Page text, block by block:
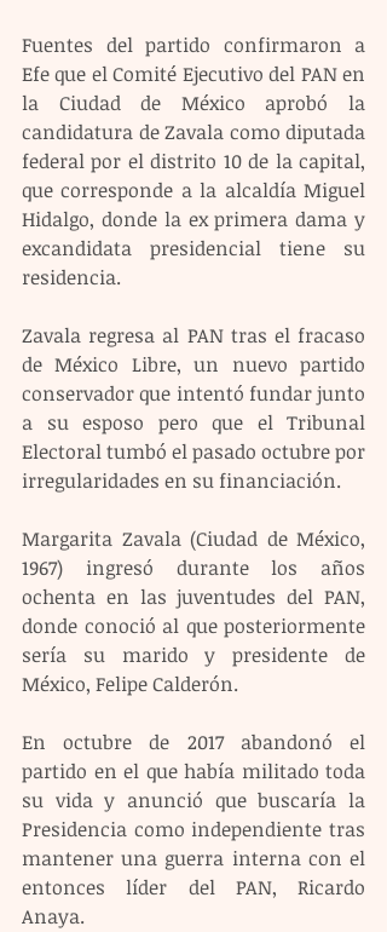
Fuentes del partido confirmaron a
Efe que el Comité Ejecutivo del PAN en
la Ciudad de México aprobó la
candidatura de Zavala como diputada
federal por el distrito 10 de la capital,
que corresponde a la alcaldía Miguel
Hidalgo, donde la ex primera dama y
excandidata presidencial tiene su
residencia.
Zavala regresa al PAN tras el fracaso
de México Libre, un nuevo partido
conservador que intentó fundar junto
a su esposo pero que el Tribunal
Electoral tumbó el pasado octubre por
irregularidades en su financiación.
Margarita Zavala (Ciudad de México,
1967) ingresó durante los años
ochenta en las juventudes del PAN,
donde conoció al que posteriormente
sería su marido y presidente de
México, Felipe Calderón.
En octubre de 2017 abandonó el
partido en el que había militado toda
su vida y anunció que buscaría la
Presidencia como independiente tras
mantener una guerra interna con el
entonces líder del PAN, Ricardo
Anaya.